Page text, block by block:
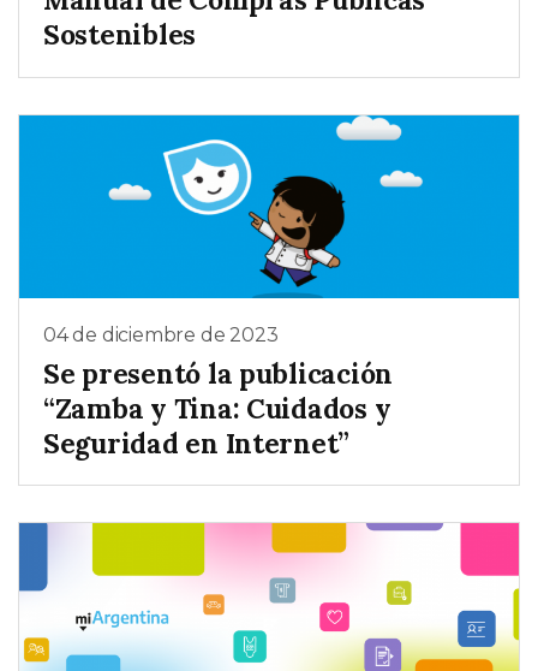
Sostenibles
04 de diciembre de 2023
Se presentó la publicación
“Zamba y Tina: Cuidados y
Seguridad en Internet”